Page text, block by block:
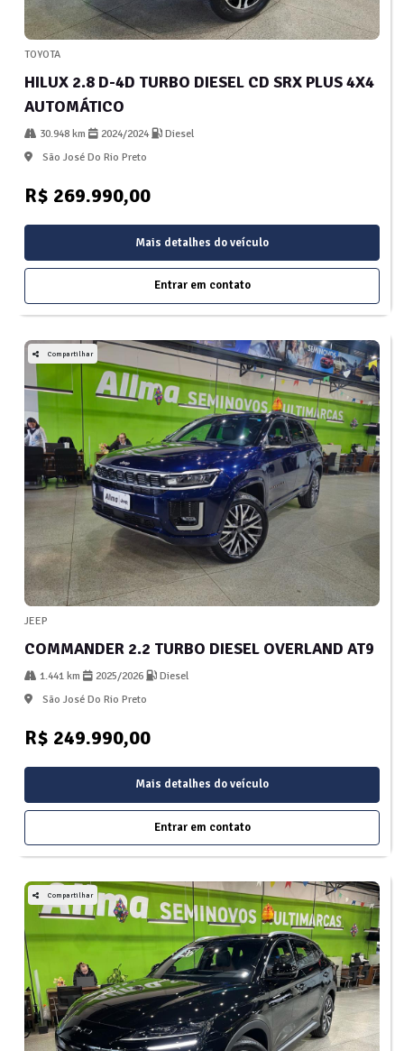
TOYOTA
HILUX 2.8 D-4D TURBO DIESEL CD SRX PLUS 4X4
AUTOMÁTICO
30.948 km 2024/2024
Diesel
São José Do Rio Preto
R$ 269.990,00
Mais detalhes do veículo
Entrar em contato
Compartilhar
JEEP
COMMANDER 2.2 TURBO DIESEL OVERLAND AT9
1.441 km 2025/2026
Diesel
São José Do Rio Preto
R$ 249.990,00
Mais detalhes do veículo
Entrar em contato
Compartilhar